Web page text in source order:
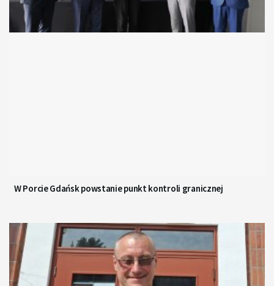
W Porcie Gdańsk powstanie punkt kontroli granicznej